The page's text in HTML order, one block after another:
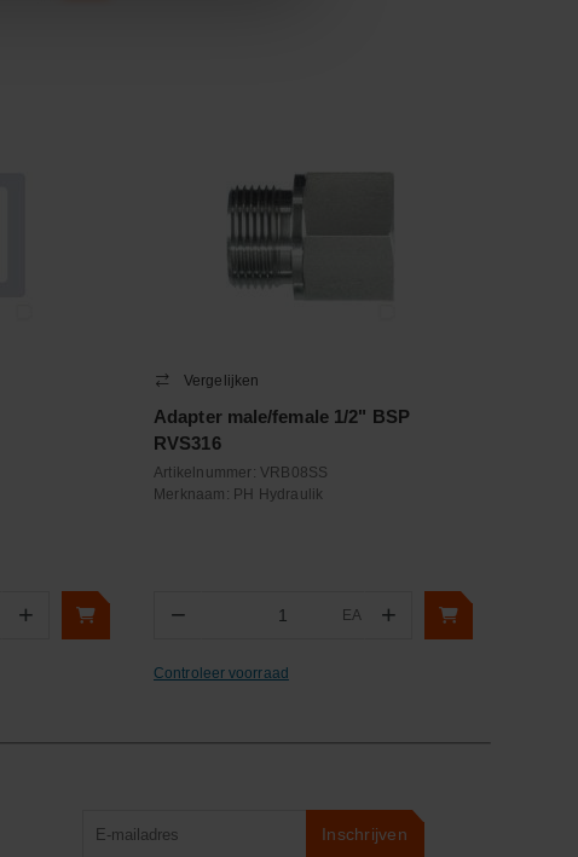
+
Vergelijken
Adapter male/female 1/2" BSP
RVS316
Artikelnummer: VRB08SS
Merknaam: PH Hydraulik
− EA +
Controleer voorraad
Inschrijven